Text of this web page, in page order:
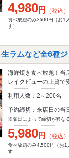
4,980円 （税込）
食べ放題のみ3500円（お1
す）
ラムなど全6種
海鮮焼き食べ放題！当
レイクビューの上質
利用人数：2～200名
予約締切：来店日の当
※曜日によって締切が異な
5,980円 （税込）
食べ放題のみ4,500円（お1
す）